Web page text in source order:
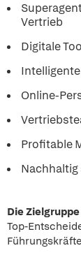
Vertrieb
Digitale
Online-
Profitable
Nachhaltig
Die Zielgruppe
Top-